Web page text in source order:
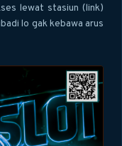
lewat stasiun (link)
lo gak kebawa arus